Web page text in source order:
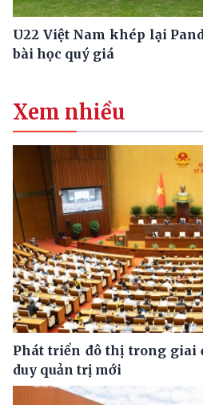
U22 Việt Nam khép lại
bài học quý giá
Xem nhiều
Phát triển đô thị trong giai
duy quản trị mới